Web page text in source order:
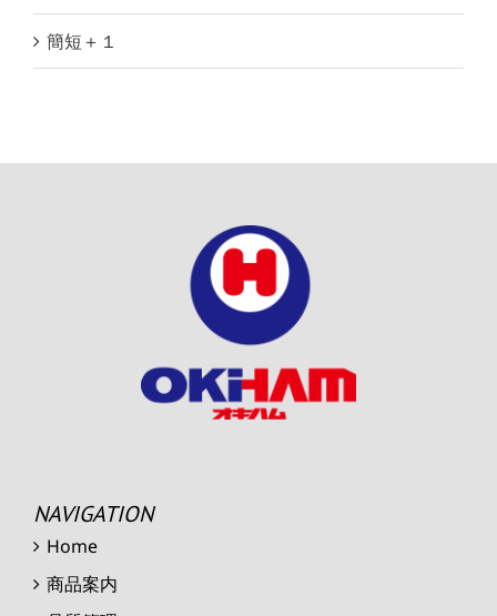
簡短＋１
NAVIGATION
Home
商品案内